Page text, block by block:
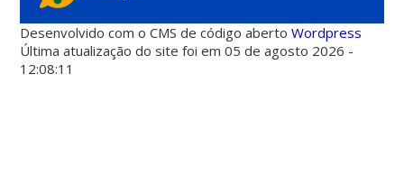
Desenvolvido com o CMS de código abertoWordpress
Última atualização do site foi em 05 de agosto 2026 -
12:08:11